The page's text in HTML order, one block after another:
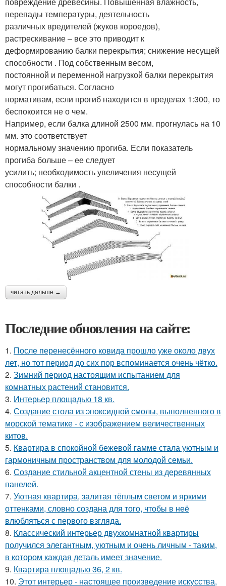
перепады температуры, деятельность
различных вредителей (жуков короедов),
растрескивание – все это приводит к
деформированию балки перекрытия; снижение несущей
способности . Под собственным весом,
постоянной и переменной нагрузкой балки перекрытия
могут прогибаться. Согласно
нормативам, если прогиб находится в пределах 1:300, то
беспокоится не о чем.
Например, если балка длиной 2500 мм. прогнулась на 10
мм. это соответствует
нормальному значению прогиба. Если показатель
прогиба больше – ее следует
усилить; необходимость увеличения несущей
способности балки .
читать дальше →
Последние обновления на сайте:
1. После перенесённого ковида прошло уже около двух
лет, но тот период до сих пор вспоминается очень чётко.
2. Зимний период настоящим испытанием для
комнатных растений становится.
3. Интерьер площадью 18 кв.
4. Создание стола из эпоксидной смолы, выполненного в
морской тематике - с изображением величественных
китов.
5. Квартира в спокойной бежевой гамме стала уютным и
гармоничным пространством для молодой семьи.
6. Создание стильной акцентной стены из деревянных
панелей.
7. Уютная квартира, залитая тёплым светом и яркими
оттенками, словно создана для того, чтобы в неё
влюбляться с первого взгляда.
8. Классический интерьер двухкомнатной квартиры
получился элегантным, уютным и очень личным - таким,
в котором каждая деталь имеет значение.
9. Квартира площадью 36, 2 кв.
10. Этот интерьер - настоящее произведение искусства,